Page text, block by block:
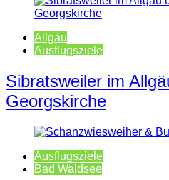
Allgäu
Ausflugsziele
Sibratsweiler im
Georgskirche
Ausflugsziele
Bad Waldsee